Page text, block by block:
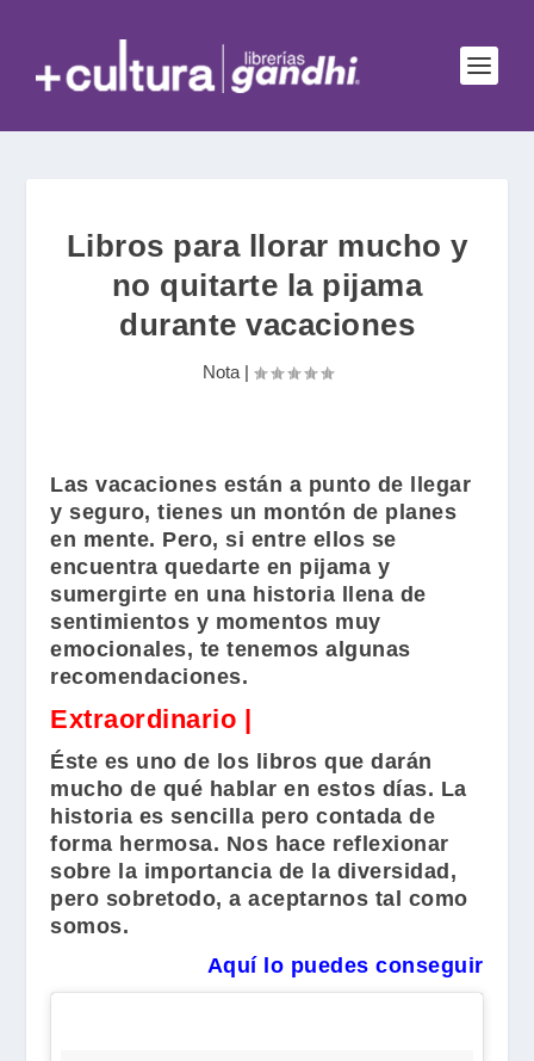
Libros para llorar mucho y
no quitarte la pijama
durante vacaciones
Nota|
Las vacaciones están a punto de llegar
y seguro, tienes un montón de planes
en mente. Pero, si entre ellos se
encuentra quedarte en pijama y
sumergirte en una historia llena de
sentimientos y momentos muy
emocionales, te tenemos algunas
recomendaciones.
Extraordinario |
Éste es uno de los libros que darán
mucho de qué hablar en estos días. La
historia es sencilla pero contada de
forma hermosa. Nos hace reflexionar
sobre la importancia de la diversidad,
pero sobretodo, a aceptarnos tal como
somos.
Aquí lo puedes conseguir